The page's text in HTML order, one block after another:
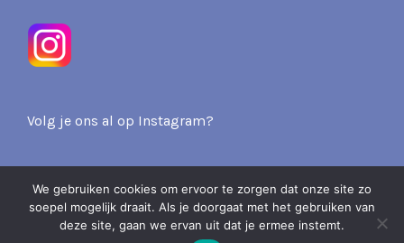
Volg je ons al op Instagram?
2026 Pits & Presents -
Verzenden & Retourneren
We gebruiken cookies om ervoor te zorgen dat onze site zo
soepel mogelijk draait. Als je doorgaat met het gebruiken van
deze site, gaan we ervan uit dat je ermee instemt.